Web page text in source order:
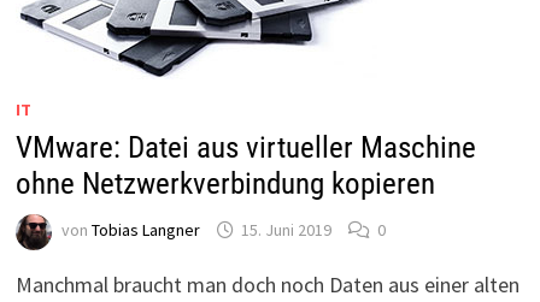
IT
VMware: Datei aus virtueller Maschine
ohne Netzwerkverbindung kopieren
von Tobias Langner 15. Juni 2019 0
Manchmal braucht man doch noch Daten aus einer alten